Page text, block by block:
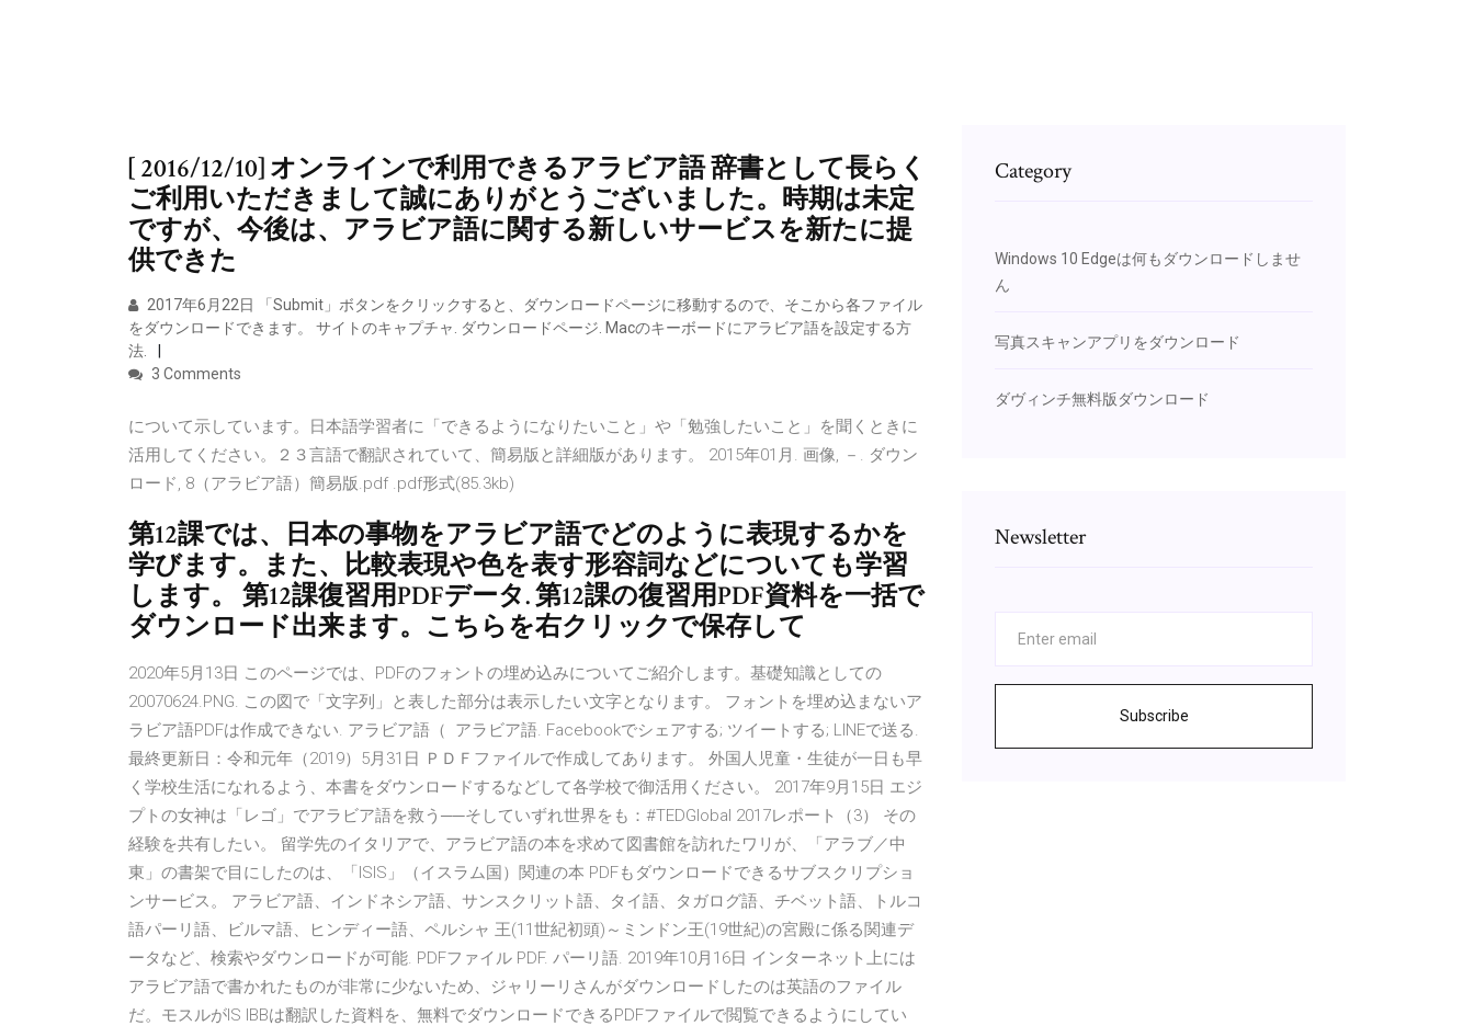
[ 2016/12/10] オンラインで利用できるアラビア語 辞書として長らく
ご利用いただきまして誠にありがとうございました。時期は未定
ですが、今後は、アラビア語に関する新しいサービスを新たに提
供できた
2017年6月22日 「Submit」ボタンをクリックすると、ダウンロードページに移動するので、そこから各ファイル
をダウンロードできます。 サイトのキャプチャ. ダウンロードページ. Macのキーボードにアラビア語を設定する方
法.
3 Comments
について示しています。日本語学習者に「できるようになりたいこと」や「勉強したいこと」を聞くときに
活用してください。２３言語で翻訳されていて、簡易版と詳細版があります。 2015年01月. 画像, －. ダウン
ロード, 8（アラビア語）簡易版.pdf .pdf形式(85.3kb)
第12課では、日本の事物をアラビア語でどのように表現するかを
学びます。また、比較表現や色を表す形容詞などについても学習
します。 第12課復習用PDFデータ. 第12課の復習用PDF資料を一括で
ダウンロード出来ます。こちらを右クリックで保存して
2020年5月13日 このページでは、PDFのフォントの埋め込みについてご紹介します。基礎知識としての
20070624.PNG. この図で「文字列」と表した部分は表示したい文字となります。 フォントを埋め込まないア
ラビア語PDFは作成できない. アラビア語（ アラビア語. Facebookでシェアする; ツイートする; LINEで送る.
最終更新日：令和元年（2019）5月31日 ＰＤＦファイルで作成してあります。 外国人児童・生徒が一日も早
く学校生活になれるよう、本書をダウンロードするなどして各学校で御活用ください。 2017年9月15日 エジ
プトの女神は「レゴ」でアラビア語を救う──そしていずれ世界をも：#TEDGlobal 2017レポート（3） その
経験を共有したい。 留学先のイタリアで、アラビア語の本を求めて図書館を訪れたワリが、「アラブ／中
東」の書架で目にしたのは、「ISIS」（イスラム国）関連の本 PDFもダウンロードできるサブスクリプショ
ンサービス。 アラビア語、インドネシア語、サンスクリット語、タイ語、タガログ語、チベット語、トルコ
語パーリ語、ビルマ語、ヒンディー語、ペルシャ 王(11世紀初頭)～ミンドン王(19世紀)の宮殿に係る関連デ
ータなど、検索やダウンロードが可能. PDFファイル PDF. パーリ語. 2019年10月16日 インターネット上には
アラビア語で書かれたものが非常に少ないため、ジャリーリさんがダウンロードしたのは英語のファイル
だ。モスルがIS IBBは翻訳した資料を、無料でダウンロードできるPDFファイルで閲覧できるようにしてい
Category
Windows 10 Edgeは何もダウンロードしませ
ん
写真スキャンアプリをダウンロード
ダヴィンチ無料版ダウンロード
Newsletter
Subscribe